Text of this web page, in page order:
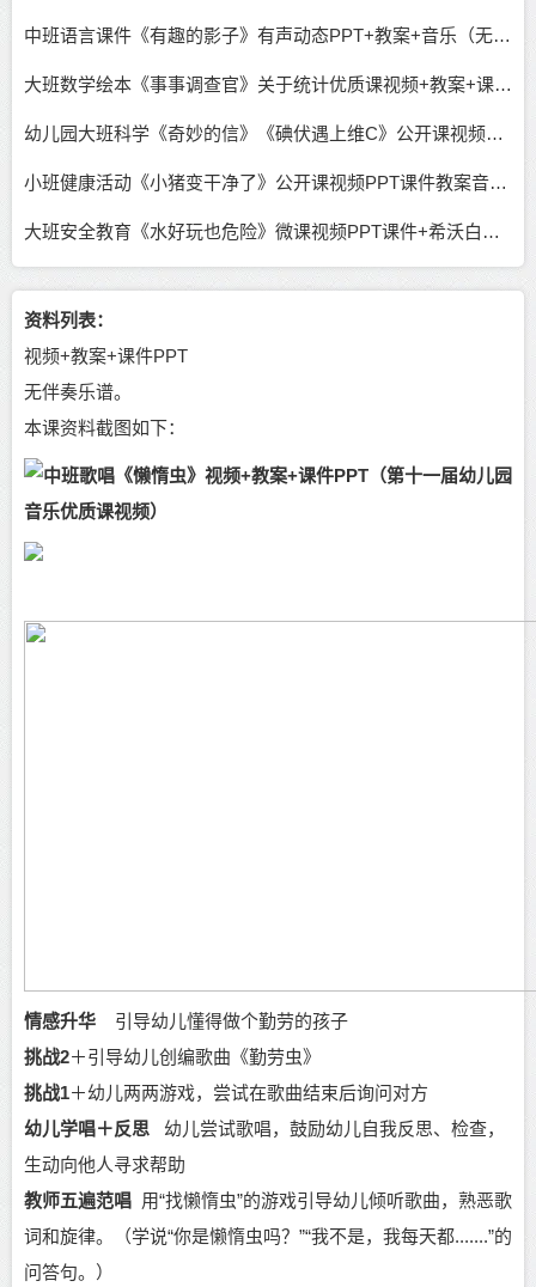
中班语言课件《有趣的影子》有声动态PPT+教案+音乐（无公开课视频）
大班数学绘本《事事调查官》关于统计优质课视频+教案+课件+希沃+操作单
幼儿园大班科学《奇妙的信》《碘伏遇上维C》公开课视频含课件教案反思记录表
小班健康活动《小猪变干净了》公开课视频PPT课件教案音乐下载
大班安全教育《水好玩也危险》微课视频PPT课件+希沃白板课件+教案（无公开课）
资料列表：
视频+教案+课件PPT
无伴奏乐谱。
本课资料截图如下：
情感升华 引导幼儿懂得做个勤劳的孩子
挑战2＋引导幼儿创编歌曲《勤劳虫》
挑战1＋幼儿两两游戏，尝试在歌曲结束后询问对方
幼儿学唱＋反思
幼儿尝试歌唱，鼓励幼儿自我反思、检查，
生动向他人寻求帮助
教师五遍范唱 用“找懒惰虫”的游戏引导幼儿倾听歌曲，熟恶歌
词和旋律。（学说“你是懒惰虫吗？”“我不是，我每天都.......”的
问答句。）